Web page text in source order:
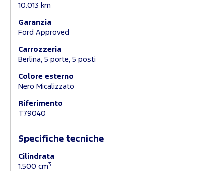
10.013 km
Garanzia
Ford Approved
Carrozzeria
Berlina, 5 porte, 5 posti
Colore esterno
Nero Micalizzato
Riferimento
T79040
Specifiche tecniche
Cilindrata
1.500 cm3